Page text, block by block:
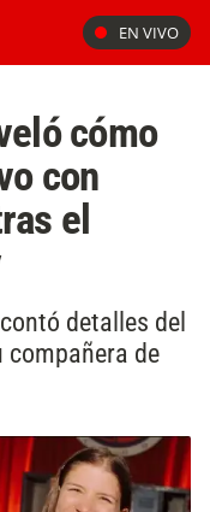
EN VIVO
cómo
con
el
detalles del
compañera de